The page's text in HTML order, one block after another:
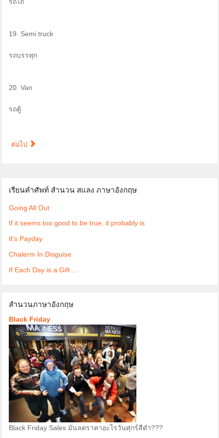
19. Semi truck
รถบรรทุก
20. Van
รถตู้
ต่อไป
เรียนคำศัพท์ สำนวน สแลง ภาษาอังกฤษ
Going All Out
If it seems too good to be true, it probably is
It's Payday
Chalerm In Disguise
If Each Day is a Gift ...
สำนวนภาษาอังกฤษ
Black Friday
Black Friday Sales มันลดราคาอะไรวันศุกร์สีดำ???